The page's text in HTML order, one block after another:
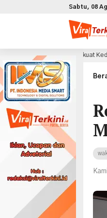
Sabtu, 08
Kedekatan dengan